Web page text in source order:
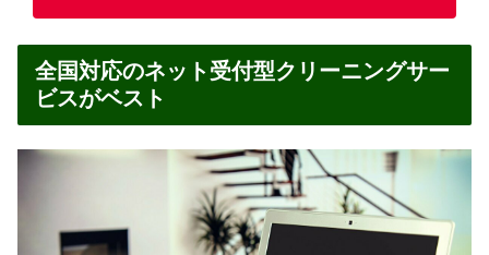
全国対応のネット受付型クリーニングサー
ビスがベスト